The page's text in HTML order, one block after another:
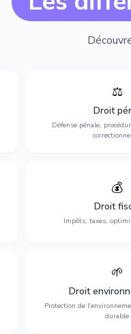
⚖️
Droit
Défense pénale,
Expertise en
l'assistance en garde
procès, pour toute
ou
💰
Droit
Impôts, taxes,
Optimisation de votre
déclarations,
fiscaux et
🌱
Droit
Protection de
durable